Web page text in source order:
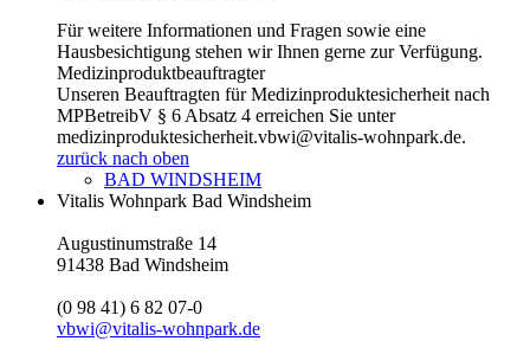
Für weitere Informationen und Fragen sowie eine
Hausbesichtigung stehen wir Ihnen gerne zur Verfügung.
Medizinproduktbeauftragter
Unseren Beauftragten für Medizinproduktesicherheit nach
MPBetreibV § 6 Absatz 4 erreichen Sie unter
medizinproduktesicherheit.vbwi@vitalis-wohnpark.de.
zurück nach oben
BAD WINDSHEIM
Vitalis Wohnpark Bad Windsheim
Augustinumstraße 14
91438 Bad Windsheim
(0 98 41) 6 82 07-0
vbwi@vitalis-wohnpark.de